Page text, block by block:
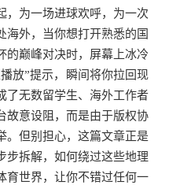
，为一场进球欢呼，为一次
海外，当你想打开熟悉的国
的巅峰对决时，屏幕上冰冷
放”提示，瞬间将你拉回现
了无数留学生、海外工作者
故意设阻，而是由于版权协
。但别担心，这篇文章正是
步拆解，如何绕过这些地理
育世界，让你不错过任何一